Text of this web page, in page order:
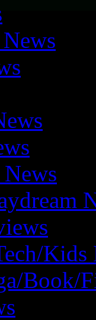
Kids
Book/